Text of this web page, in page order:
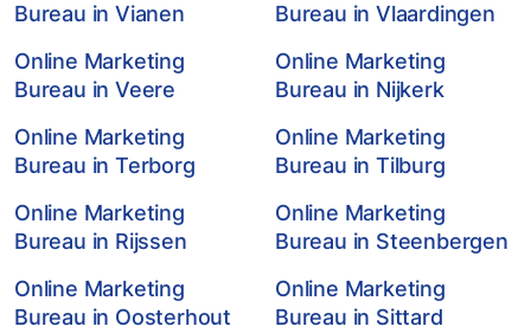
Bureau in Vianen
Bureau in Vlaardingen
Online Marketing
Bureau in Veere
Online Marketing
Bureau in Nijkerk
Online Marketing
Bureau in Terborg
Online Marketing
Bureau in Tilburg
Online Marketing
Bureau in Rijssen
Online Marketing
Bureau in Steenbergen
Online Marketing
Bureau in Oosterhout
Online Marketing
Bureau in Sittard